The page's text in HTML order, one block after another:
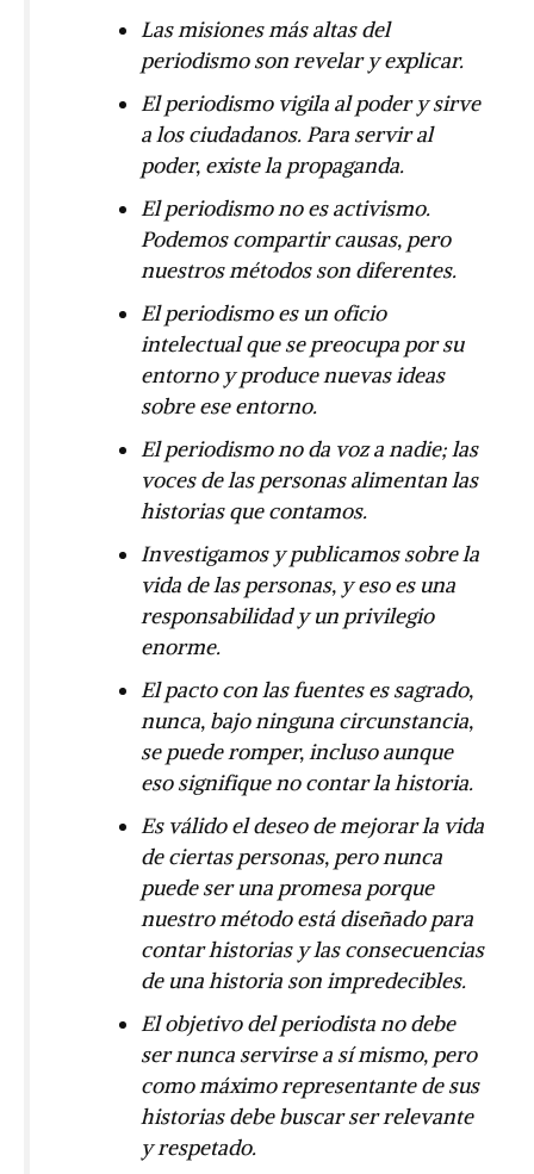
Las misiones más altas del
periodismo son revelar y explicar.
El periodismo vigila al poder y sirve
a los ciudadanos. Para servir al
poder, existe la propaganda.
El periodismo no es activismo.
Podemos compartir causas, pero
nuestros métodos son diferentes.
El periodismo es un oficio
intelectual que se preocupa por su
entorno y produce nuevas ideas
sobre ese entorno.
El periodismo no da voz a nadie; las
voces de las personas alimentan las
historias que contamos.
Investigamos y publicamos sobre la
vida de las personas, y eso es una
responsabilidad y un privilegio
enorme.
El pacto con las fuentes es sagrado,
nunca, bajo ninguna circunstancia,
se puede romper, incluso aunque
eso signifique no contar la historia.
Es válido el deseo de mejorar la vida
de ciertas personas, pero nunca
puede ser una promesa porque
nuestro método está diseñado para
contar historias y las consecuencias
de una historia son impredecibles.
El objetivo del periodista no debe
ser nunca servirse a sí mismo, pero
como máximo representante de sus
historias debe buscar ser relevante
y respetado.